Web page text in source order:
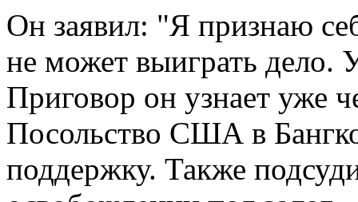
Он заявил: "Я признаю
не может выиграть дело.
Приговор он узнает уже
Посольство США в
поддержку. Также